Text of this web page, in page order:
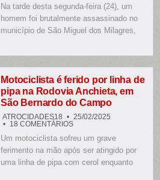
É
ESPANCADO
E
MORTO
A
SÃO
MILAGRES
Na tarde desta segunda-feira (24), um
homem foi brutalmente assassinado no
município de São Miguel dos Milagres,
Motociclista é ferido por linha de
pipa na Rodovia Anchieta, em
São Bernardo do Campo
ATROCIDADES18
25/02/2025
18 COMENTÁRIOSEM
É
FERIDO
POR
LINHA
DE
Um motociclista sofreu um grave
ferimento na mão após ser atingido por
uma linha de pipa com cerol enquanto